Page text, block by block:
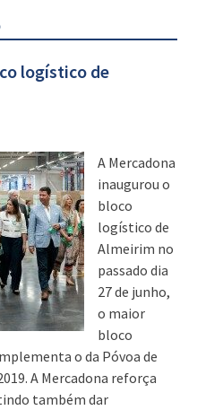
logístico de
A Mercadona
inaugurou o
bloco
logístico de
Almeirim no
passado dia
27 de junho,
o maior
bloco
o da Póvoa de
A Mercadona reforça
também dar